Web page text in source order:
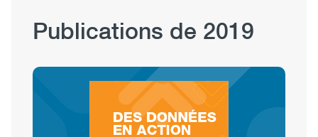
Publications de 2019
Image